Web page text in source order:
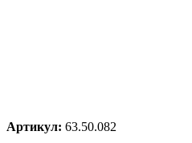
Артикул: 63.50.082